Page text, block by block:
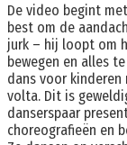
De video begint
best om de
jurk – hij loopt om
bewegen en alles
dans voor
volta. Dit is
danserspaar
choreografieën en